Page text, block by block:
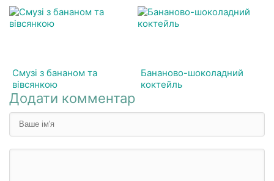
Смузі з бананом та
вівсянкою
Бананово-шоколадний
коктейль
Додати комментар